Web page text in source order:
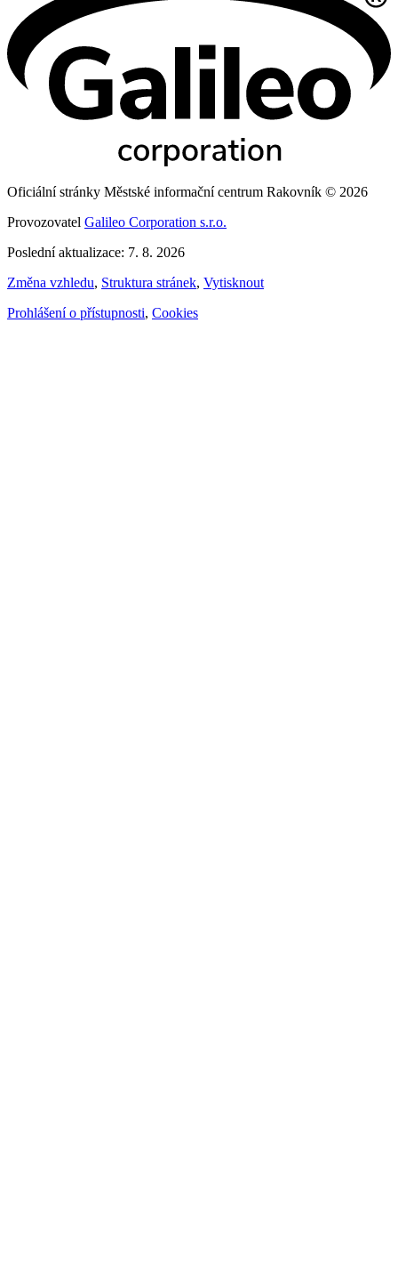
Oficiální stránky Městské informační centrum Rakovník © 2026
Provozovatel Galileo Corporation s.r.o.
Poslední aktualizace: 7. 8. 2026
Změna vzhledu, Struktura stránek, Vytisknout
Prohlášení o přístupnosti, Cookies